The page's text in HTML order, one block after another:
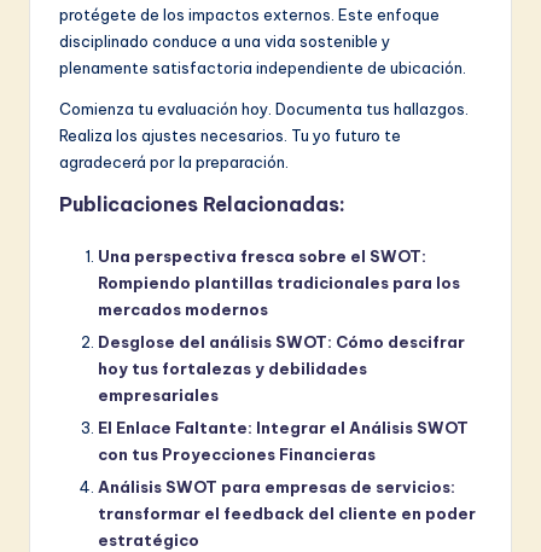
protégete de los impactos externos. Este enfoque
disciplinado conduce a una vida sostenible y
plenamente satisfactoria independiente de ubicación.
Comienza tu evaluación hoy. Documenta tus hallazgos.
Realiza los ajustes necesarios. Tu yo futuro te
agradecerá por la preparación.
Publicaciones Relacionadas:
Una perspectiva fresca sobre el SWOT:
Rompiendo plantillas tradicionales para los
mercados modernos
Desglose del análisis SWOT: Cómo descifrar
hoy tus fortalezas y debilidades
empresariales
El Enlace Faltante: Integrar el Análisis SWOT
con tus Proyecciones Financieras
Análisis SWOT para empresas de servicios:
transformar el feedback del cliente en poder
estratégico